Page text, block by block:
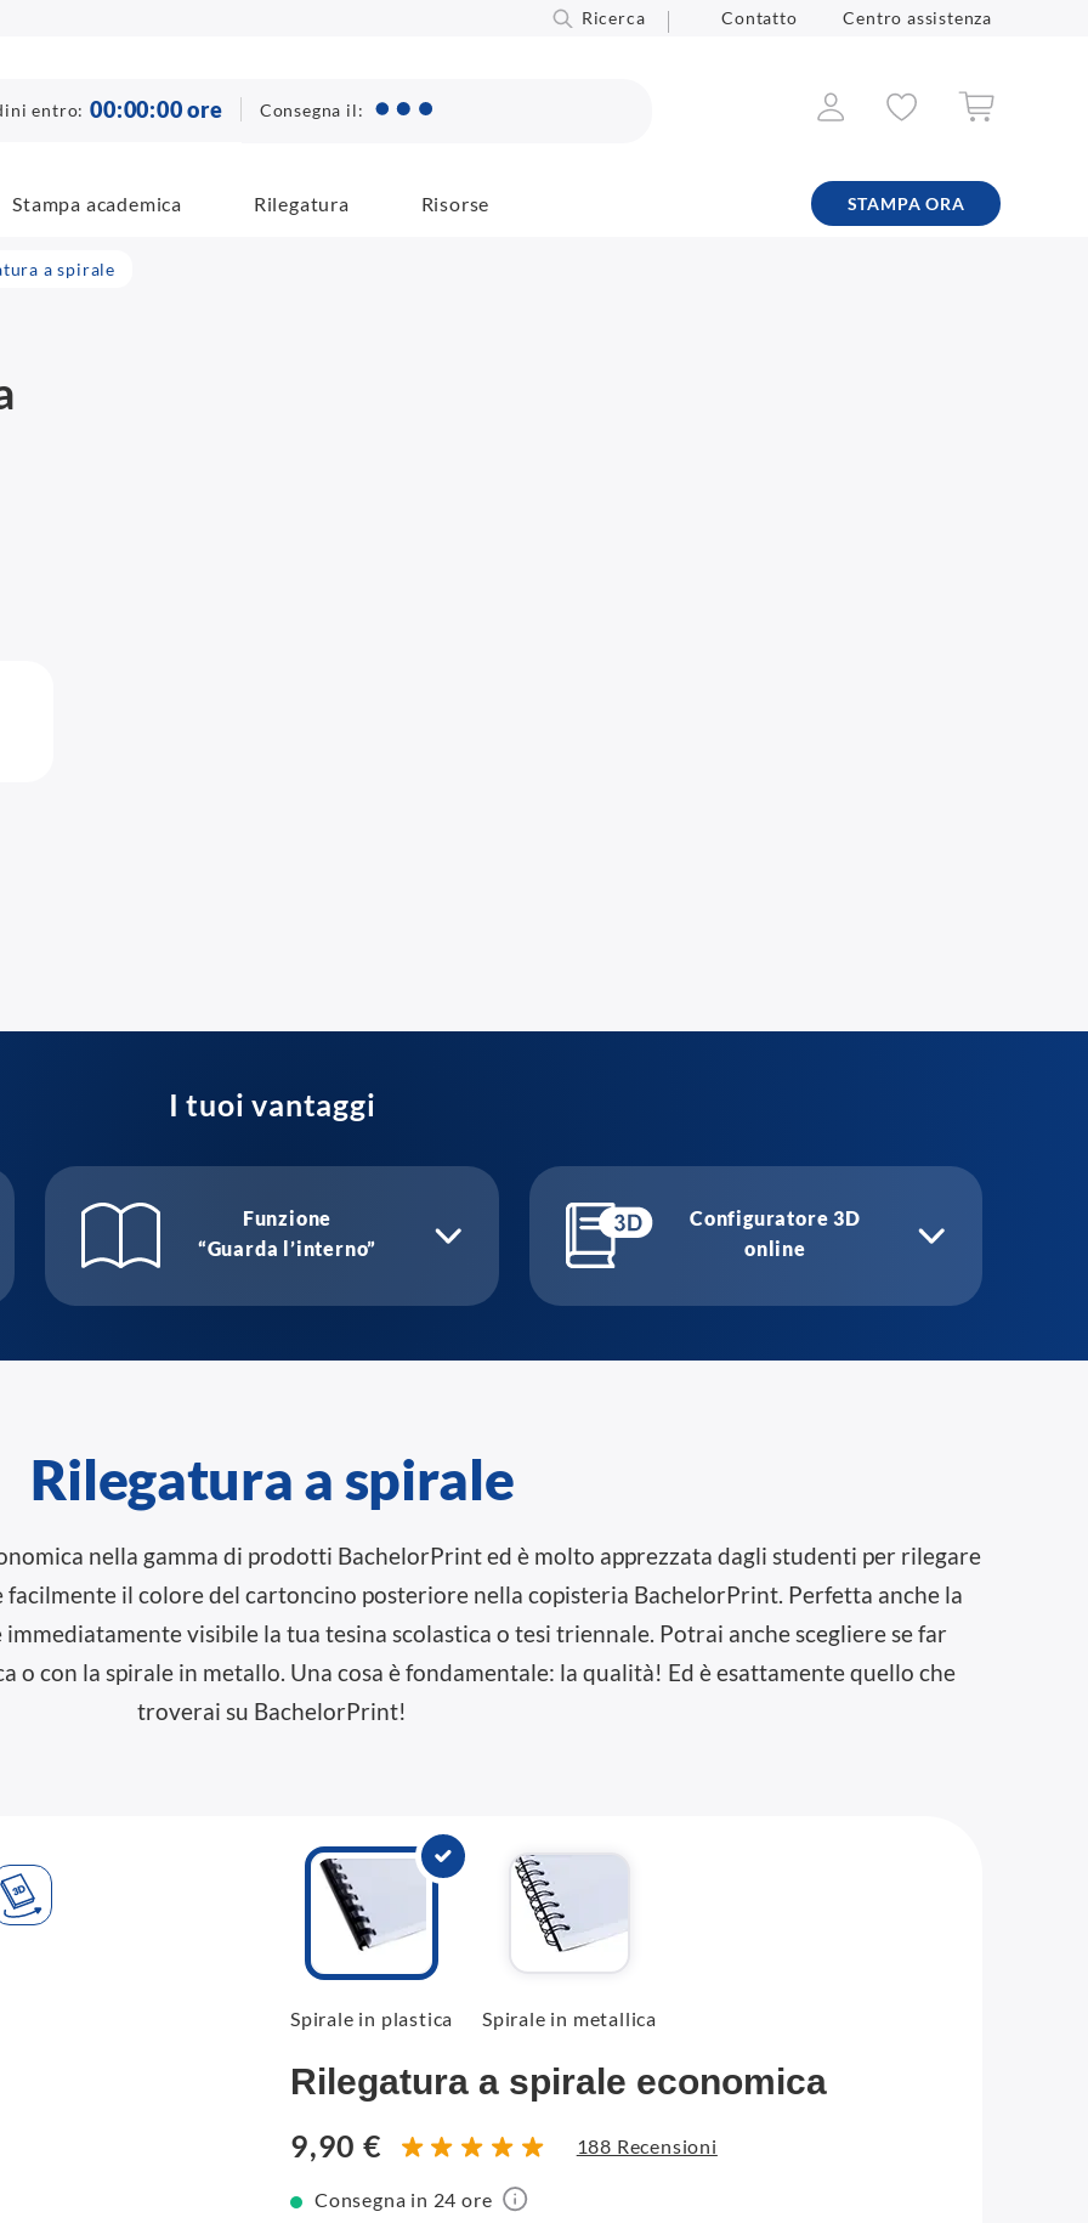
Ricerca Contatto Centro assistenza
entro: 00:00:00ore Consegna il:
Stampa academica Rilegatura Risorse STAMPA ORA
a spirale
I tuoi vantaggi
Funzione
“Guarda l’interno”
Configuratore 3D
online
Rilegatura a spirale
nella gamma di prodotti BachelorPrint ed è molto apprezzata dagli studenti per rilegare
facilmente il colore del cartoncino posteriore nella copisteria BachelorPrint. Perfetta anche la
visibile la tua tesina scolastica o tesi triennale. Potrai anche scegliere se far
o con la spirale in metallo. Una cosa è fondamentale: la qualità! Ed è esattamente quello che
troverai su BachelorPrint!
Spirale in plastica Spirale in metallica
Rilegatura a spirale economica
9,90 € 188 Recensioni
Consegna in 24 ore